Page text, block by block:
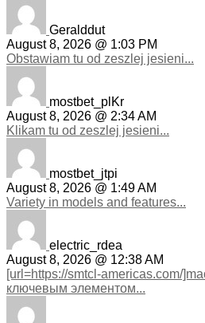
Geralddut
August 8, 2026 @ 1:03 PM
Obstawiam tu od zeszlej jesieni...
mostbet_plKr
August 8, 2026 @ 2:34 AM
Klikam tu od zeszlej jesieni...
mostbet_jtpi
August 8, 2026 @ 1:49 AM
Variety in models and features...
electric_rdea
August 8, 2026 @ 12:38 AM
[url=https://smtcl-americas.com/
ключевым элементом...